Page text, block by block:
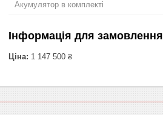
Акумулятор в комплекті
Інформація для замовлення
Ціна: 1 147 500 ₴